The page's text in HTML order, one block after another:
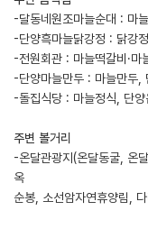
-달동네원조마늘순대 :
-단양흑마늘닭강정 : 닭
-전원회관 : 마늘떡갈비·
-단양마늘만두 : 마늘만
-돌집식당 : 마늘정식, 단
주변 볼거리
-온달관광지(온달동굴, 온
옥
순봉, 소선암자연휴양림,